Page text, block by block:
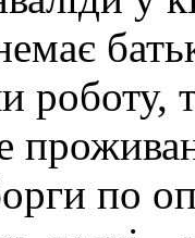
роботу,
по